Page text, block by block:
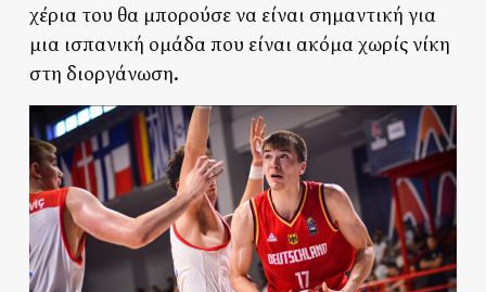
χέρια του θα μπορούσε να είναι σημαντική για
μια ισπανική ομάδα που είναι ακόμα χωρίς νίκη
στη διοργάνωση.